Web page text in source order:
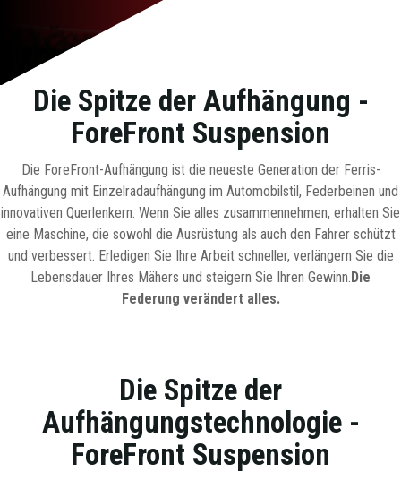
Die Spitze der Aufhängung -
ForeFront Suspension
Die ForeFront-Aufhängung ist die neueste Generation der Ferris-
Aufhängung mit Einzelradaufhängung im Automobilstil, Federbeinen und
innovativen Querlenkern. Wenn Sie alles zusammennehmen, erhalten Sie
eine Maschine, die sowohl die Ausrüstung als auch den Fahrer schützt
und verbessert. Erledigen Sie Ihre Arbeit schneller, verlängern Sie die
Lebensdauer Ihres Mähers und steigern Sie Ihren Gewinn.Die
Federung verändert alles.
Die Spitze der
Aufhängungstechnologie -
ForeFront Suspension